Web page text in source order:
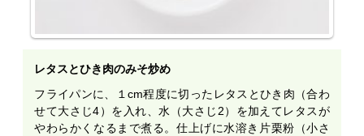
レタスとひき肉のみそ炒め
フライパンに、１cm程度に切ったレタスとひき肉（合わ
せて大さじ4）を入れ、水（大さじ2）を加えてレタスが
やわらかくなるまで煮る。仕上げに水溶き片栗粉（小さ